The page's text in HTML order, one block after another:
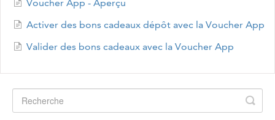
Voucher App - Aperçu
Activer des bons cadeaux dépôt avec la Voucher App
Valider des bons cadeaux avec la Voucher App